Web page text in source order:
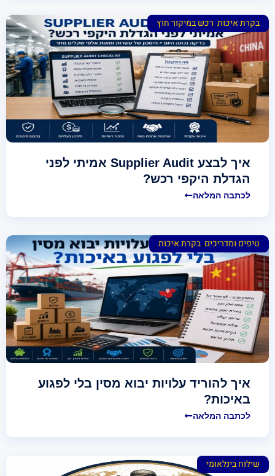
בקרת איכות,רכש במיקור חוץ
איך לבצע Supplier Audit אמיתי לפני
הגדלת היקפי רכש?
לכתבה המלאה
טיפים ומדריכים,בקרת איכות
איך להוריד עלויות יבוא מסין בלי לפגוע
באיכות?
לכתבה המלאה
שילוח בינלאומי